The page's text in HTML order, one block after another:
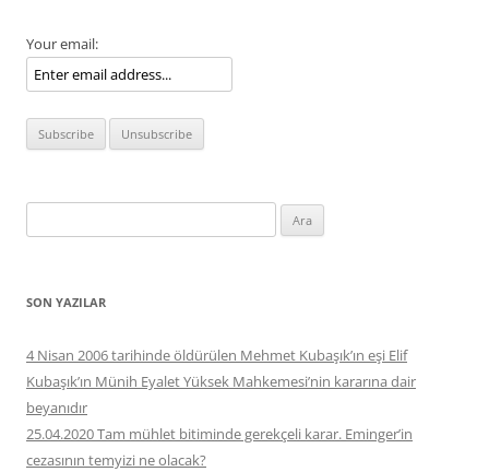
Your email:
SON YAZILAR
4 Nisan 2006 tarihinde öldürülen Mehmet Kubaşık’ın eşi Elif
Kubaşık’ın Münih Eyalet Yüksek Mahkemesi’nin kararına dair
beyanıdır
25.04.2020 Tam mühlet bitiminde gerekçeli karar. Eminger’in
cezasının temyizi ne olacak?